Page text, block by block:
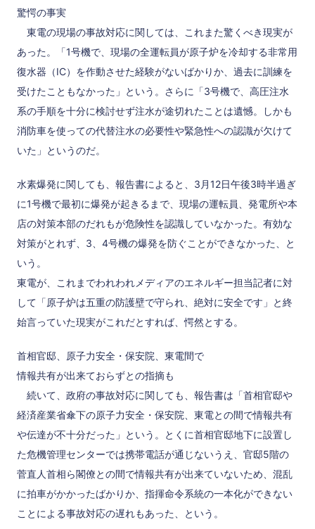
驚愕の事実
東電の現場の事故対応に関しては、これまた驚くべき現実が
あった。「1号機で、現場の全運転員が原子炉を冷却する非常用
復水器（IC）を作動させた経験がないばかりか、過去に訓練を
受けたこともなかった」という。さらに「3号機で、高圧注水
系の手順を十分に検討せず注水が途切れたことは遺憾。しかも
消防車を使っての代替注水の必要性や緊急性への認識が欠けて
いた」というのだ。
水素爆発に関しても、報告書によると、3月12日午後3時半過ぎ
に1号機で最初に爆発が起きるまで、現場の運転員、発電所や本
店の対策本部のだれもが危険性を認識していなかった。有効な
対策がとれず、3、4号機の爆発を防ぐことができなかった、と
いう。
東電が、これまでわれわれメディアのエネルギー担当記者に対
して「原子炉は五重の防護壁で守られ、絶対に安全です」と終
始言っていた現実がこれだとすれば、愕然とする。
首相官邸、原子力安全・保安院、東電間で
情報共有が出来ておらずとの指摘も
続いて、政府の事故対応に関しても、報告書は「首相官邸や
経済産業省傘下の原子力安全・保安院、東電との間で情報共有
や伝達が不十分だった」という。とくに首相官邸地下に設置し
た危機管理センターでは携帯電話が通じないうえ、官邸5階の
菅直人首相ら閣僚との間で情報共有が出来ていないため、混乱
に拍車がかかったばかりか、指揮命令系統の一本化ができない
ことによる事故対応の遅れもあった、という。